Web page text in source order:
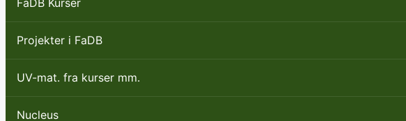
Projekter i FaDB
UV-mat. fra kurser mm.
Nucleus